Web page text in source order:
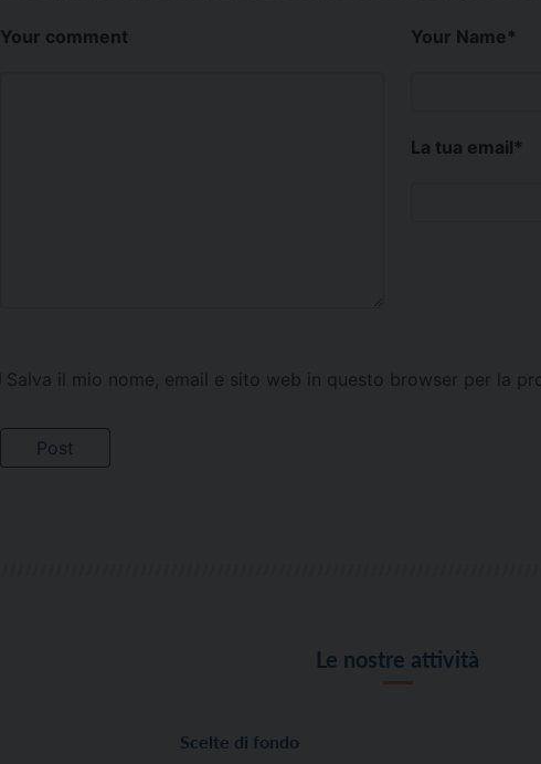
Your comment Your Name*
La tua email*
Salva il mio nome, email e sito web in questo browser per la
Le nostre attività
Scelte di fondo